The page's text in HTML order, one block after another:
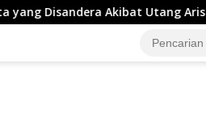
Utang Arisan Ibunya